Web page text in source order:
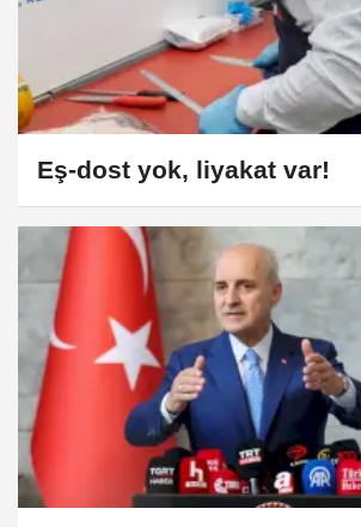
Eş-dost yok, liyakat var!